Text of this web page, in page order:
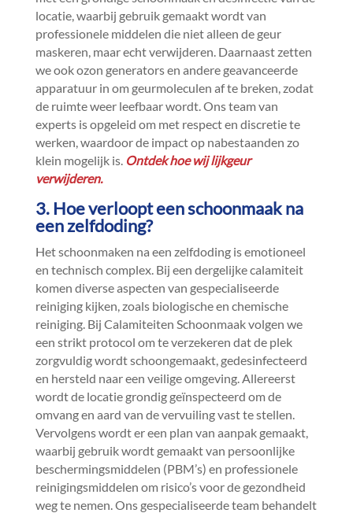
locatie, waarbij gebruik gemaakt wordt van
professionele middelen die niet alleen de geur
maskeren, maar echt verwijderen.​ Daarnaast zetten
we ook ozon generators en andere geavanceerde
apparatuur in om geurmoleculen af te breken, zodat
de ruimte weer leefbaar wordt.​ Ons team van
experts is opgeleid om met respect en discretie te
werken, waardoor de impact op nabestaanden zo
klein mogelijk is.​ Ontdek hoe wij lijkgeur
verwijderen.​
3.​ Hoe verloopt een schoonmaak na
een zelfdoding?
Het schoonmaken na een zelfdoding is emotioneel
en technisch complex.​ Bij een dergelijke calamiteit
komen diverse aspecten van gespecialiseerde
reiniging kijken, zoals biologische en chemische
reiniging.​ Bij Calamiteiten Schoonmaak volgen we
een strikt protocol om te verzekeren dat de plek
zorgvuldig wordt schoongemaakt, gedesinfecteerd
en hersteld naar een veilige omgeving.​ Allereerst
wordt de locatie grondig geïnspecteerd om de
omvang en aard van de vervuiling vast te stellen.​
Vervolgens wordt er een plan van aanpak gemaakt,
waarbij gebruik wordt gemaakt van persoonlijke
beschermingsmiddelen (PBM’s) en professionele
reinigingsmiddelen om risico’s voor de gezondheid
weg te nemen.​ Ons gespecialiseerde team behandelt